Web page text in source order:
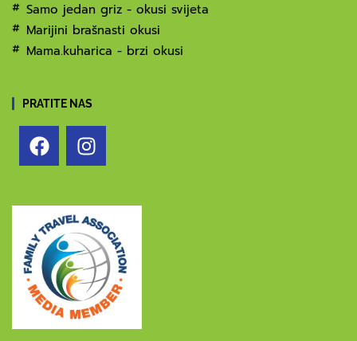
Samo jedan griz - okusi svijeta
Marijini brašnasti okusi
Mama.kuharica - brzi okusi
PRATITE NAS